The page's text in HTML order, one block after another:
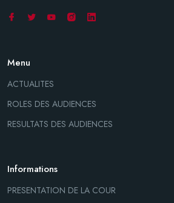
Menu
ACTUALITES
ROLES DES AUDIENCES
RESULTATS DES AUDIENCES
Informations
PRESENTATION DE LA COUR